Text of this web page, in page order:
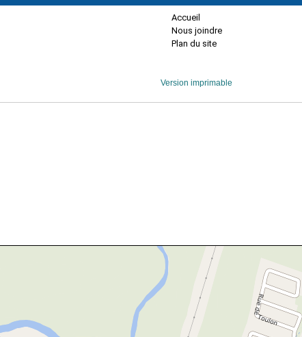
Accueil
Nous joindre
Plan du site
Version imprimable